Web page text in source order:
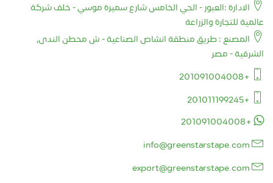
الادارة :العبور - الحي الخامس شارع سميرة موسي - خلف شركة
عالمية للتجارة والزراعة
المصنع : طريق منطقة انشاص الصناعية - ش محطن الندى,
الشرقية - مصر
+201091004008
+201011199245
+201091004008
info@greenstarstape.com
export@greenstarstape.com